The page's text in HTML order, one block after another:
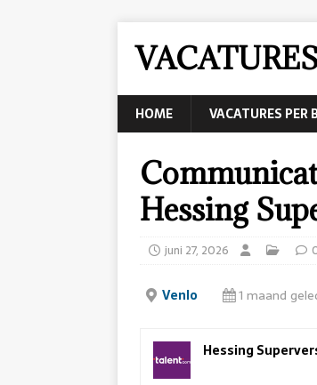
HOME VACATURES PER
Hessing
juni 27, 2026
Venlo 1 maand
Hessing